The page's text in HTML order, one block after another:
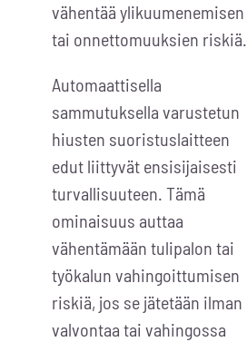
vähentää ylikuumenemisen
tai onnettomuuksien riskiä.
Automaattisella
sammutuksella varustetun
hiusten suoristuslaitteen
edut liittyvät ensisijaisesti
turvallisuuteen. Tämä
ominaisuus auttaa
vähentämään tulipalon tai
työkalun vahingoittumisen
riskiä, jos se jätetään ilman
valvontaa tai vahingossa